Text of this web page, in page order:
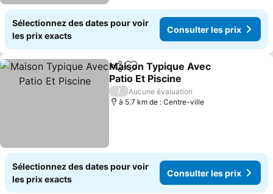
Sélectionnez des dates pour voir
les prix exacts
Consulter les prix
PartagerAjouter à mes favoris
Maison Typique Avec
Patio Et Piscine
Consulter les prix
/
Aucune évaluation
à 5.7 km de : Centre-ville
Sélectionnez des dates pour voir
les prix exacts
Consulter les prix